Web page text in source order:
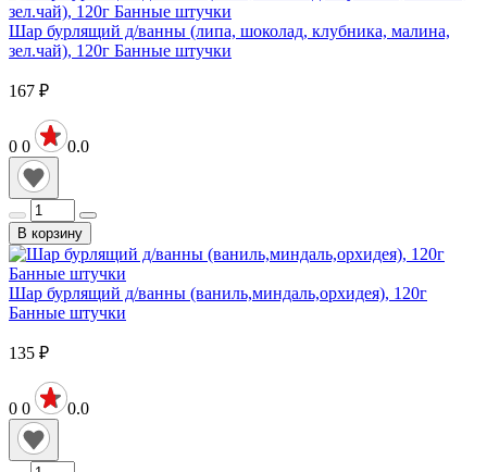
Шар бурлящий д/ванны (липа, шоколад, клубника, малина,
зел.чай), 120г Банные штучки
167 ₽
0 0 0.0
В корзину
Шар бурлящий д/ванны (ваниль,миндаль,орхидея), 120г
Банные штучки
135 ₽
0 0 0.0